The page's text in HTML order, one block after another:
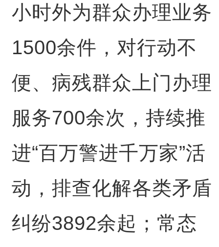
小时外为群众办理业务
1500余件，对行动不
便、病残群众上门办理
服务700余次，持续推
进“百万警进千万家”活
动，排查化解各类矛盾
纠纷3892余起；常态